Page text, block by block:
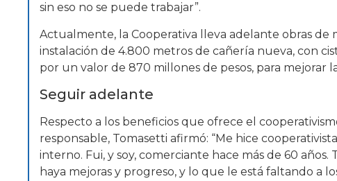
sin eso no se puede trabajar”.
Actualmente, la Cooperativa lleva adelante obras de
instalación de 4.800 metros de cañería nueva, con
por un valor de 870 millones de pesos, para mejorar
Seguir adelante
Respecto a los beneficios que ofrece el
responsable, Tomasetti afirmó: “Me hice
interno. Fui, y soy, comerciante hace más de 60
haya mejoras y progreso, y lo que le está faltando a